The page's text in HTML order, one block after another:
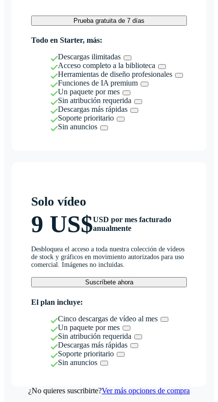
Prueba gratuita de 7 días
Todo en Starter, más:
Descargas ilimitadas
Acceso completo a la biblioteca
Herramientas de diseño profesionales
Funciones de IA premium
Un paquete por mes
Sin atribución requerida
Descargas más rápidas
Soporte prioritario
Sin anuncios
Solo vídeo
9 US$USD por mes facturado
anualmente
Desbloquea el acceso a toda nuestra colección de vídeos
de stock y gráficos en movimiento autorizados para uso
comercial. Imágenes no incluidas.
Suscríbete ahora
El plan incluye:
Cinco descargas de vídeo al mes
Un paquete por mes
Sin atribución requerida
Descargas más rápidas
Soporte prioritario
Sin anuncios
¿No quieres suscribirte?Ver más opciones de compra